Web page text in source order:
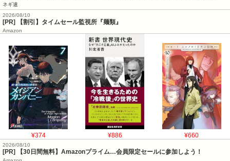
ネギ速
2026/08/10
[PR] 【割引】タイムセール監視所『麺類』
Amazon
¥374 ¥886 ¥660
2026/08/10
[PR] 【30日間無料】Amazonプライム…会員限定セールに参加しよう！